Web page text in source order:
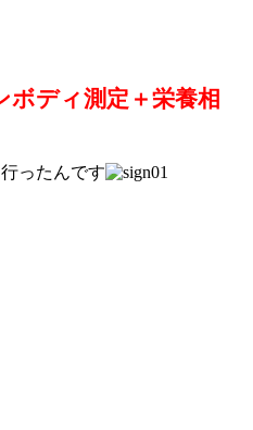
ボディ測定＋栄養相
ったんです